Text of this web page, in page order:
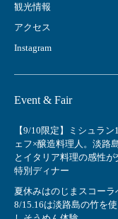
観光情報
アクセス
Instagram
Event & Fair
【9/10限定】ミシュラン
ェフ×醸造料理人。淡路
とイタリア料理の感性が
特別ディナー
夏休みはのじまスコーラ
8/15.16は淡路島の竹を